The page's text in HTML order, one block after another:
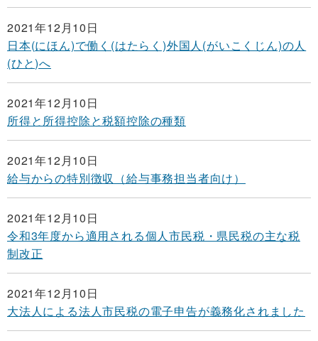
2021年12月10日
日本(にほん)で働く(はたらく)外国人(がいこくじん)の人
(ひと)へ
2021年12月10日
所得と所得控除と税額控除の種類
2021年12月10日
給与からの特別徴収（給与事務担当者向け）
2021年12月10日
令和3年度から適用される個人市民税・県民税の主な税
制改正
2021年12月10日
大法人による法人市民税の電子申告が義務化されました